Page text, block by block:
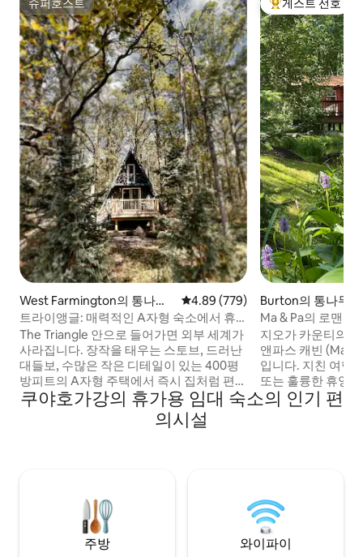
슈퍼호스트
슈퍼호스트
West Farmington의 통나무
집
평점 4.89점(5점 만점), 후기 779
4.89 (779)
트라이앵글: 매력적인 A자형 숙소에서 휴
식을 취하세요
The Triangle 안으로 들어가면 외부 세계가
사라집니다. 장작을 태우는 스토브, 드러난
대들보, 수많은 작은 디테일이 있는 400평
방피트의 A자형 주택에서 즉시 집처럼 편안
함을 느낄 수 있습니다. 아침 커피나 저녁 별
관측에 적합한 새로운 데크(2024). 오하이
오의 아미시 컨트리에 자리 잡고 있습니다.
이 담긴 독특한 카세트를 이용하실 수 있습
상위 게스트 선호
게스트 선호
Burton의 통나무집
Ma & Pa의 로맨틱
야외 목욕탕
지오가 카운티의
앤파스 캐빈 (Ma &
입니다. 지친 여행
또는 훌륭한 휴양
여 있습니다. Ma & Pa's는 독특한 모험을 제
공하지만 집처럼
막에서 기다리고
쿠야호가강의 휴가용 임대 숙소의 인기 편
의시설
주방 와이파이